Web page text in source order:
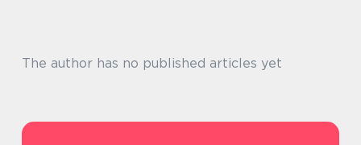
The author has no published articles yet